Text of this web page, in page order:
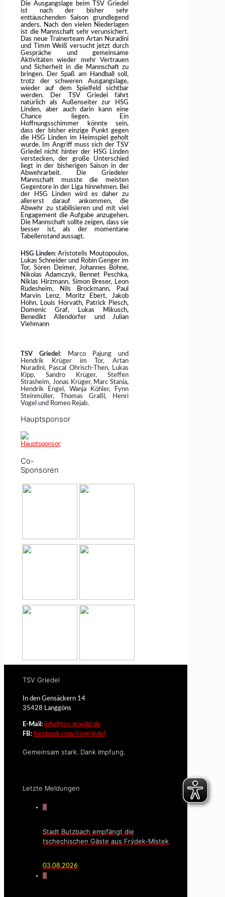
Die Ausgangslage beim TSV Griedel
ist nach der bisher sehr
enttäuschenden Saison grundlegend
anders. Nach den vielen Niederlagen
ist die Mannschaft sehr verunsichert.
Das neue Trainerteam Artan Nuradini
und Timm Weiß versucht jetzt durch
Gespräche und gemeinsame
Aktivitäten wieder mehr Vertrauen
und Sicherheit in die Mannschaft zu
bringen. Der Spaß am Handball soll,
trotz der schweren Ausgangslage,
wieder auf dem Spielfeld sichtbar
werden. Der TSV Griedel fährt
natürlich als Außenseiter zur HSG
Linden, aber auch darin kann eine
Chance liegen. Ein
Hoffnungsschimmer könnte sein,
dass der bisher einzige Punkt gegen
die HSG Linden im Heimspiel geholt
wurde. Im Angriff muss sich der TSV
Griedel nicht hinter der HSG Linden
verstecken, der große Unterschied
liegt in der bisherigen Saison in der
Abwehrarbeit. Die Griedeler
Mannschaft musste die meisten
Gegentore in der Liga hinnehmen. Bei
der HSG Linden wird es daher zu
allererst darauf ankommen, die
Abwehr zu stabilisieren und mit viel
Engagement die Aufgabe anzugehen.
Die Mannschaft sollte zeigen, dass sie
besser ist, als der momentane
Tabellenstand aussagt.
HSG Linden:Aristotelis Moutopoulos,
Lukas Schneider und Robin Genger im
Tor, Sören Deimer, Johannes Böhne,
Nikolas Adamczyk, Bennet Peschka,
Niklas Hirzmann, Simon Breser, Leon
Rüdesheim, Nils Brockmann, Paul
Marvin Lenz, Moritz Ebert, Jakob
Höhn, Louis Horvath, Patrick Piesch,
Domenic Graf, Lukas Mikusch,
Benedikt Allendörfer und Julian
Viehmann
TSV Griedel : Marco Pajung und
Hendrik Krüger im Tor, Artan
Nuradini, Pascal Ohrisch-Then, Lukas
Kipp, Sandro Krüger, Steffen
Strasheim, Jonas Krüger, Marc Stania,
Hendrik Engel, Wanja Köhler, Fynn
Steinmüller, Thomas Graßl, Henri
Vogel und Romeo Rejab.
Hauptsponsor
Co-
Sponsoren
TSV Griedel
In den Gensäckern 14
35428 Langgöns
E-Mail: info@tsv-griedel.de
FB: facebook.com/tsvgriedel
Gemeinsam stark. Dank Impfung.
Letzte Meldungen
0
Stadt Butzbach empfängt die
tschechischen Gäste aus Frýdek-Místek
03.08.2026
0